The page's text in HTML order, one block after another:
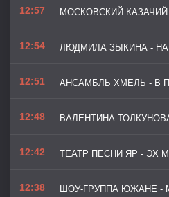
12:57
12:54
12:51
12:48
12:42
12:38